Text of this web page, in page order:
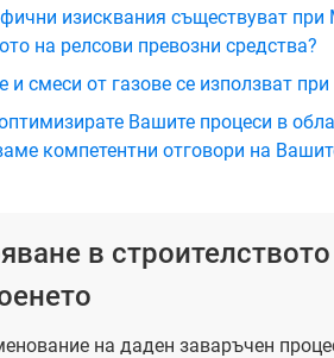
изисквания съществуват
на релсови превозни средства?
и смеси от газове се използват
Вашите процеси в
компетентни отговори на
в
на даден заваръчен